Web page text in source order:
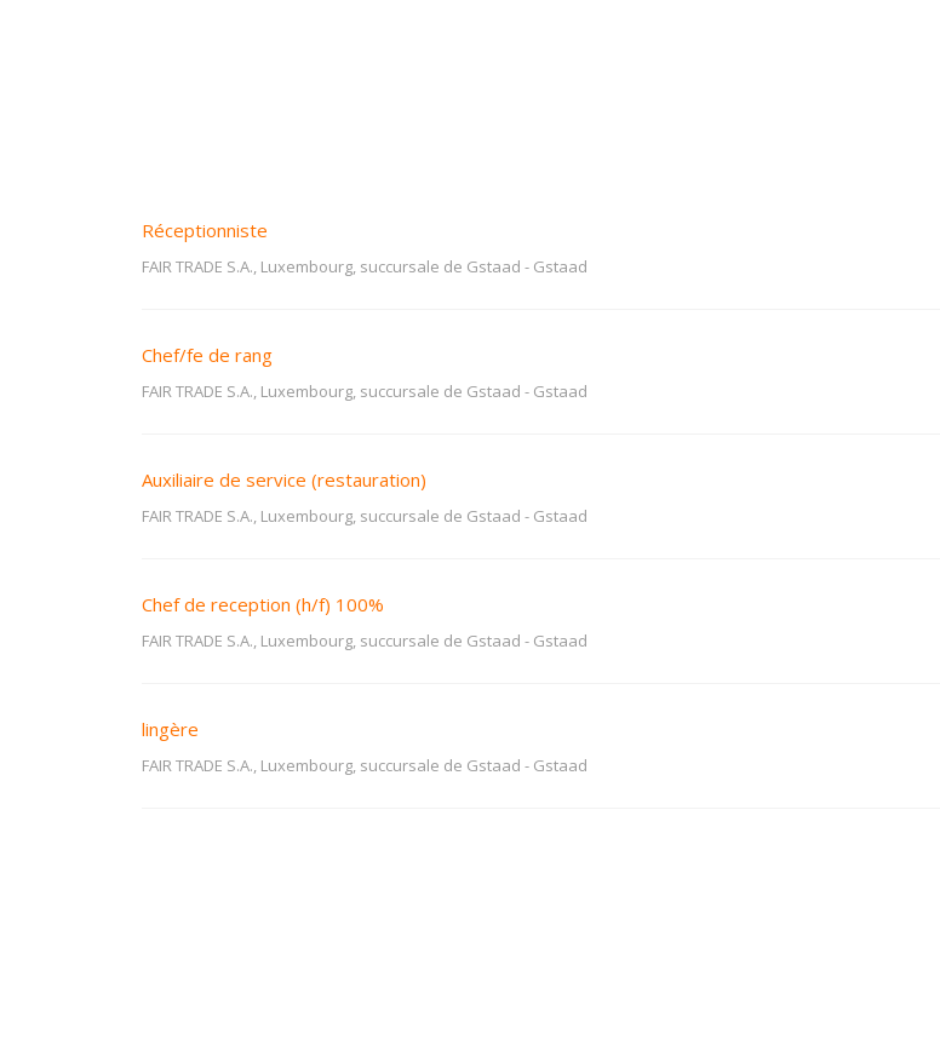
Réceptionniste
FAIR TRADE S.A., Luxembourg, succursale de Gstaad - Gstaad
Chef/fe de rang
FAIR TRADE S.A., Luxembourg, succursale de Gstaad - Gstaad
Auxiliaire de service (restauration)
FAIR TRADE S.A., Luxembourg, succursale de Gstaad - Gstaad
Chef de reception (h/f) 100%
FAIR TRADE S.A., Luxembourg, succursale de Gstaad - Gstaad
lingère
FAIR TRADE S.A., Luxembourg, succursale de Gstaad - Gstaad